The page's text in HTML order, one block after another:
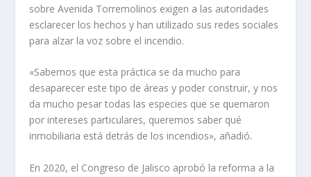
sobre Avenida Torremolinos exigen a las autoridades
esclarecer los hechos y han utilizado sus redes sociales
para alzar la voz sobre el incendio.
«Sabemos que esta práctica se da mucho para
desaparecer este tipo de áreas y poder construir, y nos
da mucho pesar todas las especies que se quemaron
por intereses particulares, queremos saber qué
inmobiliaria está detrás de los incendios», añadió.
En 2020, el Congreso de Jalisco aprobó la reforma a la